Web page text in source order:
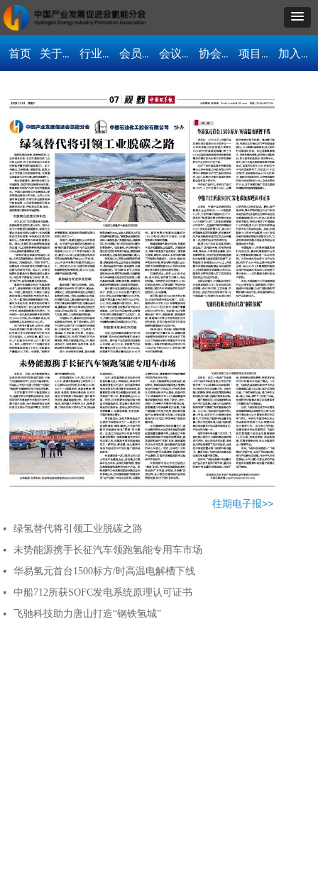
首页 关于我们 行业资讯 会员单位 会议活动 协会动态 项目合作 加入协会
넷 绿氢替代将引领工业脱碳之路
넷 未势能源携手长征汽车领跑氢能专用车市场
넷 华易氢元首台1500标方/时高温电解槽下线
넷 中船712所获SOFC发电系统原理认可证书
넷 飞驰科技助力唐山打造“钢铁氢城”
往期电子报>>